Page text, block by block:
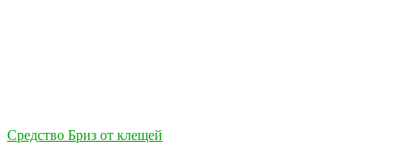
Средство Бриз от клещей